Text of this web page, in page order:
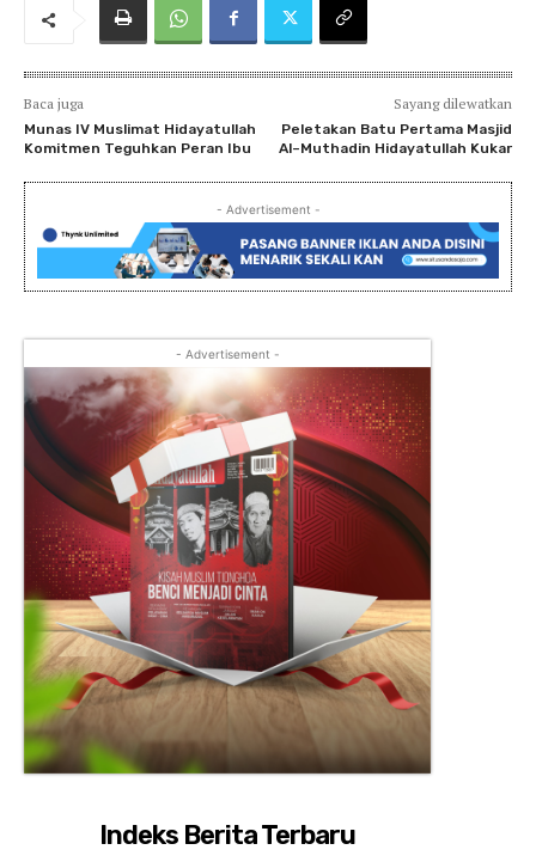
Baca juga
Munas IV Muslimat Hidayatullah
Komitmen Teguhkan Peran Ibu
Sayang dilewatkan
Peletakan Batu Pertama Masjid
Al–Muthadin Hidayatullah Kukar
- Advertisement -
- Advertisement -
Indeks Berita Terbaru